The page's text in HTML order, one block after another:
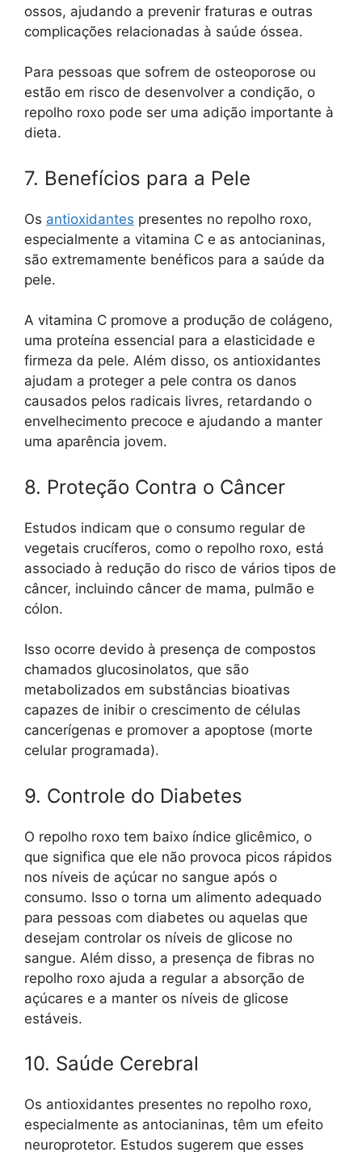
ossos, ajudando a prevenir fraturas e outras
complicações relacionadas à saúde óssea.
Para pessoas que sofrem de osteoporose ou
estão em risco de desenvolver a condição, o
repolho roxo pode ser uma adição importante à
dieta.
7. Benefícios para a Pele
Os antioxidantes presentes no repolho roxo,
especialmente a vitamina C e as antocianinas,
são extremamente benéficos para a saúde da
pele.
A vitamina C promove a produção de colágeno,
uma proteína essencial para a elasticidade e
firmeza da pele. Além disso, os antioxidantes
ajudam a proteger a pele contra os danos
causados pelos radicais livres, retardando o
envelhecimento precoce e ajudando a manter
uma aparência jovem.
8. Proteção Contra o Câncer
Estudos indicam que o consumo regular de
vegetais crucíferos, como o repolho roxo, está
associado à redução do risco de vários tipos de
câncer, incluindo câncer de mama, pulmão e
cólon.
Isso ocorre devido à presença de compostos
chamados glucosinolatos, que são
metabolizados em substâncias bioativas
capazes de inibir o crescimento de células
cancerígenas e promover a apoptose (morte
celular programada).
9. Controle do Diabetes
O repolho roxo tem baixo índice glicêmico, o
que significa que ele não provoca picos rápidos
nos níveis de açúcar no sangue após o
consumo. Isso o torna um alimento adequado
para pessoas com diabetes ou aquelas que
desejam controlar os níveis de glicose no
sangue. Além disso, a presença de fibras no
repolho roxo ajuda a regular a absorção de
açúcares e a manter os níveis de glicose
estáveis.
10. Saúde Cerebral
Os antioxidantes presentes no repolho roxo,
especialmente as antocianinas, têm um efeito
neuroprotetor. Estudos sugerem que esses